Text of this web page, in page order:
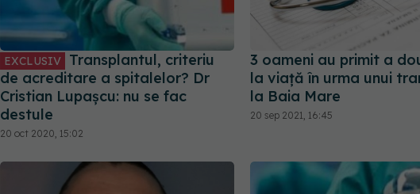
EXCLUSIV
Transplantul, criteriu
de acreditare a spitalelor? Dr
Cristian Lupașcu: nu se fac
destule
20 oct 2020, 15:02
3 oameni au primit a
la viață în urma unui
la Baia Mare
20 sep 2021, 16:45